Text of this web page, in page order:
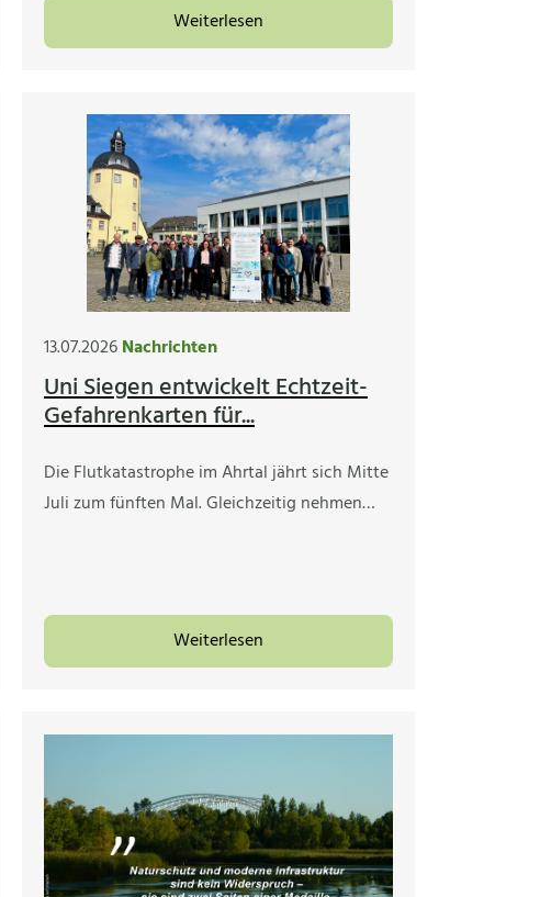
Weiterlesen
13.07.2026Nachrichten
Uni Siegen entwickelt Echtzeit-
Gefahrenkarten für...
Die Flutkatastrophe im Ahrtal jährt sich Mitte
Juli zum fünften Mal. Gleichzeitig nehmen…
Weiterlesen